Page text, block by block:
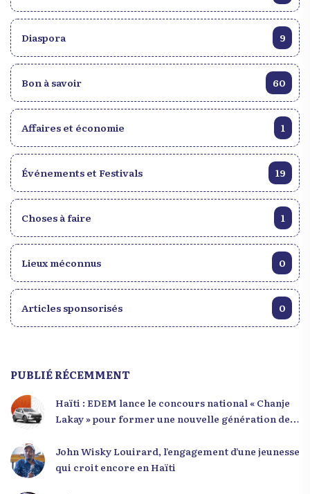
Diaspora 9
Bon à savoir 60
Affaires et économie 1
Événements et Festivals 19
Choses à faire 1
Lieux méconnus 0
Articles sponsorisés 0
PUBLIÉ RÉCEMMENT
Haïti : EDEM lance le concours national « Chanje
Lakay » pour former une nouvelle génération de
John Wisky Louirard, l’engagement d’une jeunesse
qui croit encore en Haïti